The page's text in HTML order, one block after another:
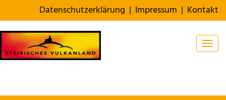
Datenschutzerklärung | Impressum | Kontakt